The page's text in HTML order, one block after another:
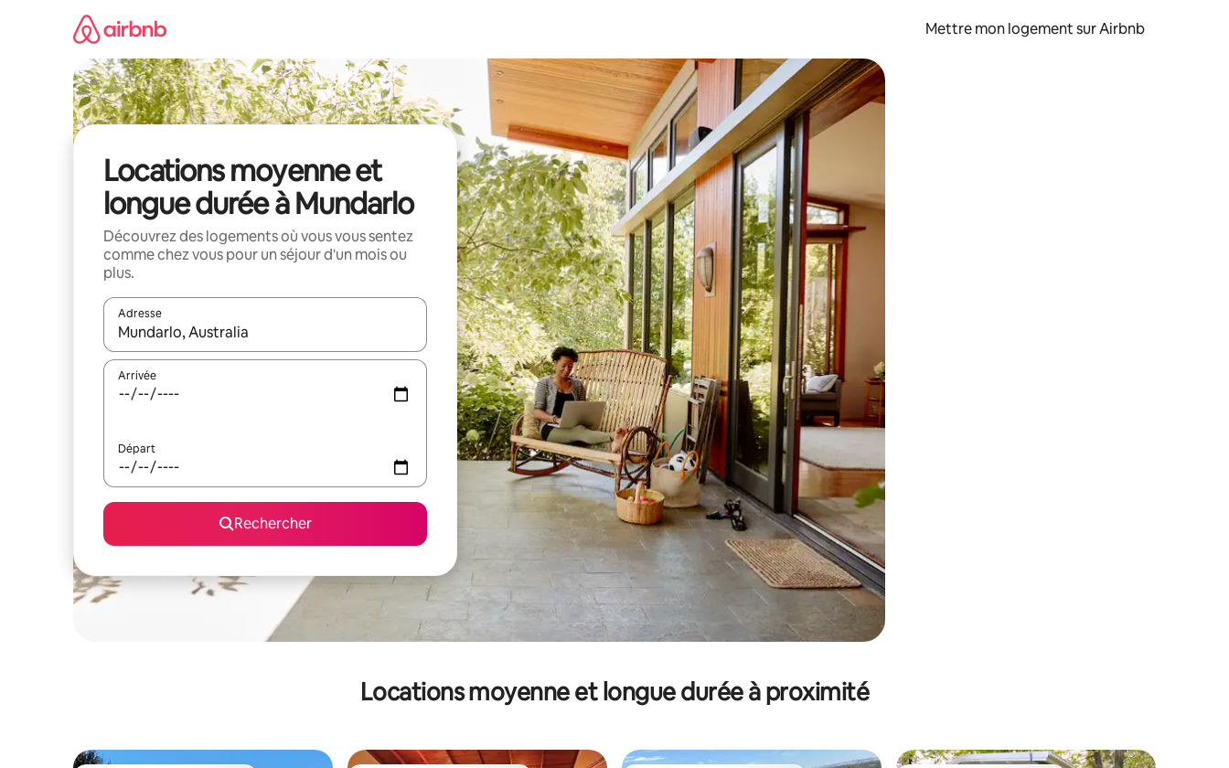
Mettre mon logement sur Airbnb
Locations moyenne et
longue durée à Mundarlo
Découvrez des logements où vous vous sentez
comme chez vous pour un séjour d'un mois ou
plus.
Adresse
Lorsque les résultats s'affichent, utilisez les flèches vers le haut et vers le bas pour les parcourir ou en appuyant et en faisant glisser.
Arrivée
Départ
Rechercher
Locations moyenne et longue durée à proximité